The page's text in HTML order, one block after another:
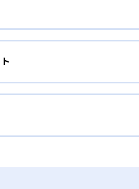
力に応じたレベルから学習を始めて
ことで子どもたちは多くの成功
ステップで進んでいけるよう工
を経験しながら無理なく力を高め
識を克服できるだろう。
向け
に向かって頑張りやり抜く力を
校への実績があるかどうかは、